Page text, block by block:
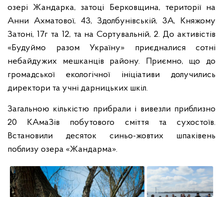
озері Жандарка, затоці Берковщина, території на
Анни Ахматової, 43, Здолбунівській, 3А, Княжому
Затоні, 17г та 12, та на Сортувальній, 2. До активістів
«Будуймо разом Україну» приєдналися сотні
небайдужих мешканців району. Приємно, що до
громадської екологічної ініціативи долучились
директори та учні дарницьких шкіл.
Загальною кількістю прибрали і вивезли приблизно
20 КАмаЗів побутового сміття та сухостоїв.
Встановили десяток синьо-жовтих шпаківень
поблизу озера «Жандарма».